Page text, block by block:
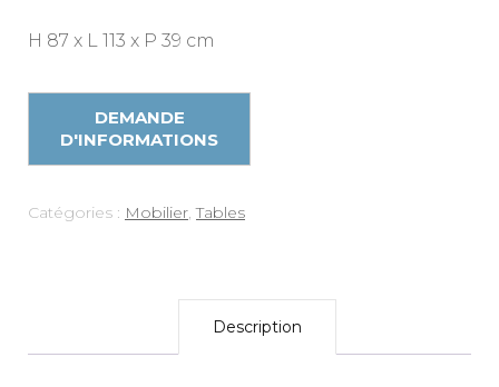
H 87 x L 113 x P 39 cm
Catégories : Mobilier,Tables
Description